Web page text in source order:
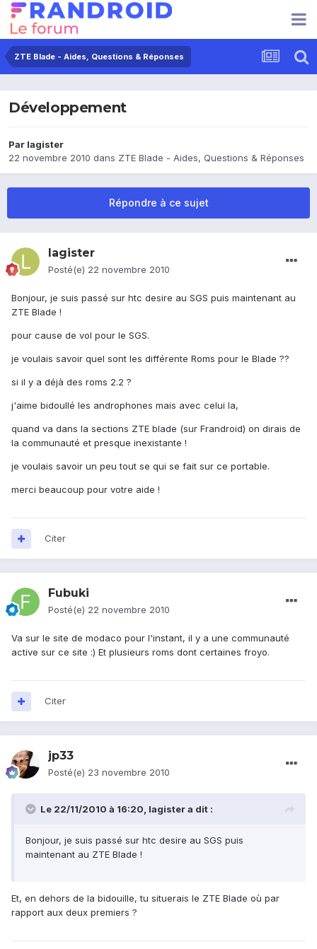
ZTE Blade - Aides, Questions & Réponses
Développement
Par lagister
22 novembre 2010 dans ZTE Blade - Aides, Questions & Réponses
Répondre à ce sujet
lagister
Posté(e) 22 novembre 2010
Bonjour, je suis passé sur htc desire au SGS puis maintenant au
ZTE Blade !
pour cause de vol pour le SGS.
je voulais savoir quel sont les différente Roms pour le Blade ??
si il y a déjà des roms 2.2 ?
j'aime bidoullé les androphones mais avec celui la,
quand va dans la sections ZTE blade (sur Frandroid) on dirais de
la communauté et presque inexistante !
je voulais savoir un peu tout se qui se fait sur ce portable.
merci beaucoup pour votre aide !
Citer
Fubuki
Posté(e) 22 novembre 2010
Va sur le site de modaco pour l'instant, il y a une communauté
active sur ce site :) Et plusieurs roms dont certaines froyo.
Citer
jp33
Posté(e) 23 novembre 2010
Le 22/11/2010 à 16:20, lagister a dit :
Bonjour, je suis passé sur htc desire au SGS puis
maintenant au ZTE Blade !
Et, en dehors de la bidouille, tu situerais le ZTE Blade où par
rapport aux deux premiers ?